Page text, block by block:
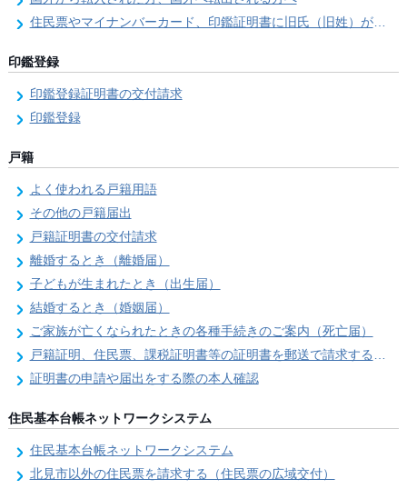
住民票やマイナンバーカード、印鑑証明書に旧氏（旧姓）が併記できるようになりました！
印鑑登録
印鑑登録証明書の交付請求
印鑑登録
戸籍
よく使われる戸籍用語
その他の戸籍届出
戸籍証明書の交付請求
離婚するとき（離婚届）
子どもが生まれたとき（出生届）
結婚するとき（婚姻届）
ご家族が亡くなられたときの各種手続きのご案内（死亡届）
戸籍証明、住民票、課税証明書等の証明書を郵送で請求する際の本人確認
証明書の申請や届出をする際の本人確認
住民基本台帳ネットワークシステム
住民基本台帳ネットワークシステム
北見市以外の住民票を請求する（住民票の広域交付）